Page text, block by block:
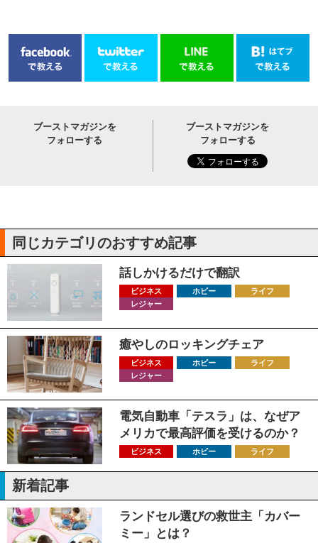
ブーストマガジンを
フォローする
ブーストマガジンを
フォローする
同じカテゴリのおすすめ記事
話しかけるだけで翻訳
ビジネス ホビー
ライフ
レジャー
癒やしのロッキングチェア
ビジネス ホビー
ライフ
レジャー
電気自動車「テスラ」は、なぜア
メリカで最高評価を受けるのか？
ビジネス ホビー ライフ
新着記事
ランドセル選びの救世主「カバー
ミー」とは？